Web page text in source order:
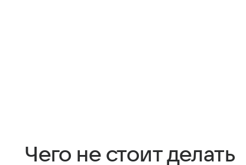
Чего не стоит делать